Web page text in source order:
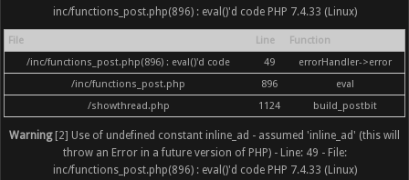
inc/functions_post.php(896) : eval()'d code PHP 7.4.33 (Linux)
File Line
Function
/inc/functions_post.php(896) : eval()'d code
49
errorHandler->error
/inc/functions_post.php
896
eval
/showthread.php
1124 build_postbit
Warning[2] Use of undefined constant inline_ad - assumed 'inline_ad' (this will
throw an Error in a future version of PHP) - Line: 49 - File:
inc/functions_post.php(896) : eval()'d code PHP 7.4.33 (Linux)